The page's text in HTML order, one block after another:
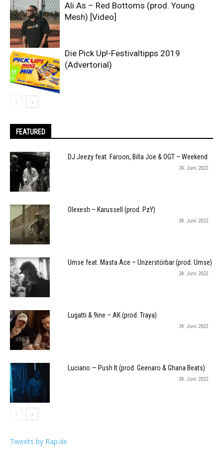
Ali As – Red Bottoms (prod. Young
Mesh) [Video]
Die Pick Up!-Festivaltipps 2019
(Advertorial)
FEATURED
DJ Jeezy feat. Faroon, Billa Joe & OGT – Weekend
24. Juni 2022
Olexesh – Karussell (prod. PzY)
24. Juni 2022
Umse feat. Masta Ace – Unzerstörbar (prod. Umse)
24. Juni 2022
Lugatti & 9ine – AK (prod. Traya)
24. Juni 2022
Luciano — Push It (prod. Geenaro & Ghana Beats)
24. Juni 2022
Tweets by Rap.de